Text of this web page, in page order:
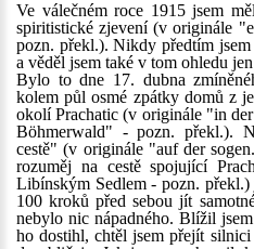
Ve válečném roce 1915 jsem
spiritistické zjevení (v originále
pozn. překl.). Nikdy předtím
a věděl jsem také v tom ohledu
Bylo to dne 17. dubna
kolem půl osmé zpátky domů z
okolí Prachatic (v originále "in
Böhmerwald" - pozn. překl.).
cestě" (v originále "auf der
rozuměj na cestě spojující
Libínským Sedlem - pozn. překl.)
100 kroků před sebou jít
nebylo nic nápadného. Blížil
ho dostihl, chtěl jsem přejít